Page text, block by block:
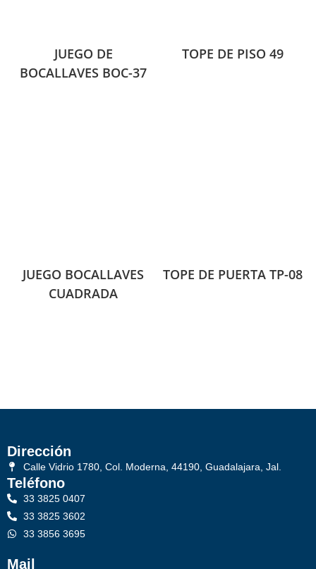
JUEGO DE
BOCALLAVES BOC-37
TOPE DE PISO 49
JUEGO BOCALLAVES
CUADRADA
TOPE DE PUERTA TP-08
Dirección
Calle Vidrio 1780, Col. Moderna, 44190, Guadalajara, Jal.
Teléfono
33 3825 0407
33 3825 3602
33 3856 3695
Mail